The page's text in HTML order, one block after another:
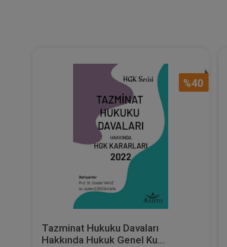
%40
Tazminat Hukuku Davaları
Hakkında Hukuk Genel Ku...